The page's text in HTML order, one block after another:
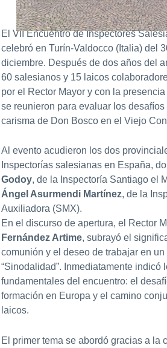
El VII Encuentro de Inspectores
celebró en Turín-Valdocco (Italia) del
diciembre. Después de dos años del
60 salesianos y 15 laicos
por el Rector Mayor y con la
se reunieron para evaluar los
carisma de Don Bosco en el Viejo
Al evento acudieron los dos
Inspectorías salesianas en España,
Godoy, de la Inspectoría Santiago el
Ángel Asurmendi Martínez, de la
Auxiliadora (SMX).
En el discurso de apertura, el Rector
Fernández Artime, subrayó el
comunión y el deseo de trabajar en
“Sinodalidad”. Inmediatamente indicó
fundamentales del encuentro: el
formación en Europa y el camino
laicos.
El primer tema se abordó gracias a la